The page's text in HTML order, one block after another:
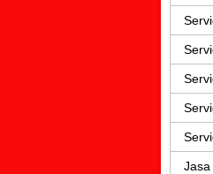
Jasa